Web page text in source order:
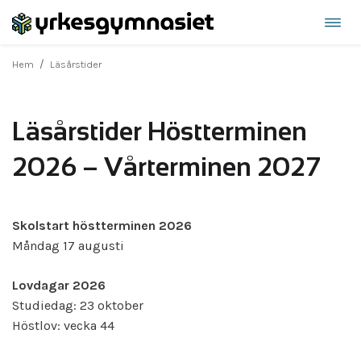
Hoppa
innehåll
Hem / Läsårstider
Läsårstider Höstterminen
2026 – Vårterminen 2027
Skolstart höstterminen 2026
Måndag 17 augusti
Lovdagar 2026
Studiedag: 23 oktober
Höstlov: vecka 44